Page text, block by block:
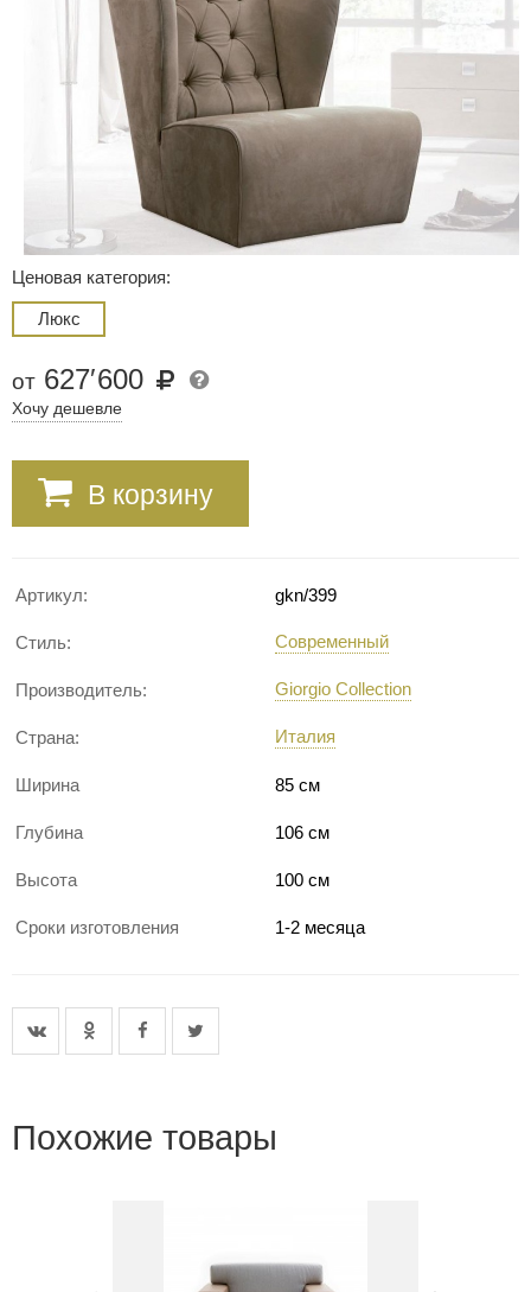
Ценовая категория:
Люкс
от 627′600
Хочу дешевле
В корзину
Артикул: gkn/399
Стиль: Современный
Производитель: Giorgio Collection
Страна: Италия
Ширина 85 см
Глубина 106 см
Высота 100 см
Сроки изготовления 1-2 месяца
Похожие товары